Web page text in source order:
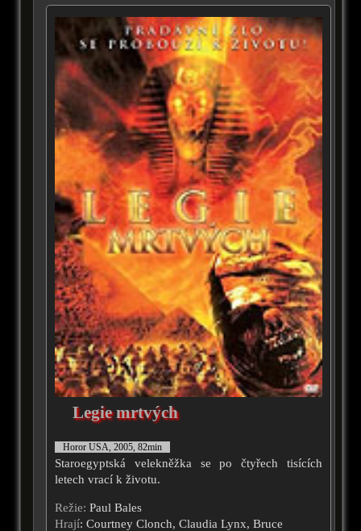
Legie mrtvých
Horor USA, 2005, 82min
Staroegyptská velekněžka se po čtyřech tisících
letech vrací k životu.
Režie: Paul Bales
Hrají: Courtney Clonch, Claudia Lynx, Bruce